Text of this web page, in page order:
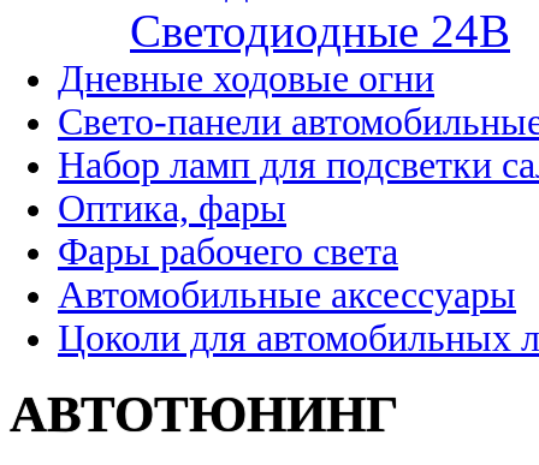
Cветодиодные 24B
Дневные ходовые огни
Свето-панели
Набор ламп для подсветки
Оптика, фары
Фары рабочего света
Автомобильные аксессуары
Цоколи для автомобильных
АВТОТЮНИНГ